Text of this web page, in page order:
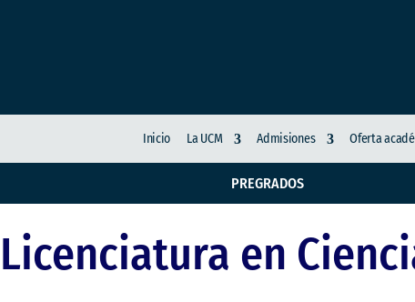
Inicio La UCM Admisiones Oferta
PREGRADOS
Licenciatura en